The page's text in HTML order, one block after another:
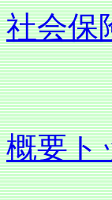
社会保
概要ト